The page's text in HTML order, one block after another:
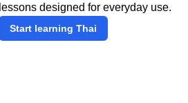
lessons designed for everyday use.
Start learning Thai